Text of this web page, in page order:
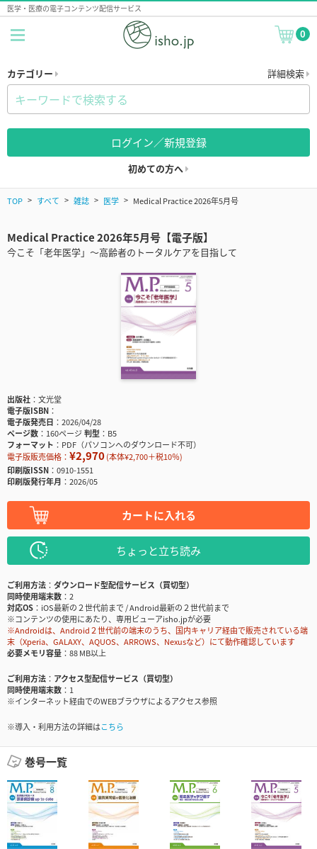
医学・医療の電子コンテンツ配信サービス
0
カテゴリー 詳細検索
ログイン／新規登録
初めての方へ
TOP すべて 雑誌 医学 Medical Practice 2026年5月号
Medical Practice 2026年5月号【電子版】
今こそ「老年医学」～高齢者のトータルケアを目指して
出版社
文光堂
電子版ISBN
電子版発売日
2026/04/28
ページ数
160ページ判型
B5
フォーマット
PDF（パソコンへのダウンロード不可）
電子版販売価格： ¥2,970(本体¥2,700＋税10％)
印刷版ISSN
0910-1551
印刷版発行年月
2026/05
カートに入れる
ちょっと立ち読み
ご利用方法
ダウンロード型配信サービス（買切型）
同時使用端末数
2
対応OS
iOS最新の２世代前まで / Android最新の２世代前まで
※コンテンツの使用にあたり、専用ビューアisho.jpが必要
※Androidは、Android２世代前の端末のうち、国内キャリア経由で販売されている端
末（Xperia、GALAXY、AQUOS、ARROWS、Nexusなど）にて動作確認しています
必要メモリ容量
88 MB以上
ご利用方法
アクセス型配信サービス（買切型）
同時使用端末数
1
※インターネット経由でのWEBブラウザによるアクセス参照
※導入・利用方法の詳細はこちら
巻号一覧